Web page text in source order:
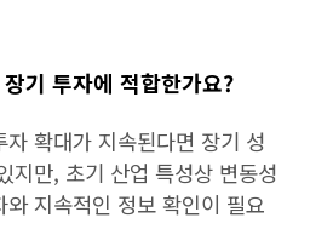
기 투자에 적합한가요?
확대가 지속된다면 장기 성
지만, 초기 산업 특성상 변동성
지속적인 정보 확인이 필요